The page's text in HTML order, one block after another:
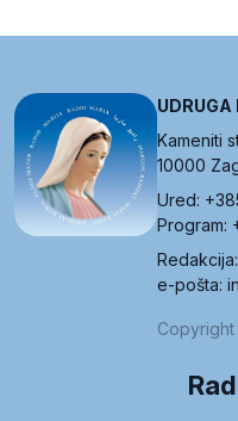
Kameniti
10000
Ured:
Program:
e-pošta: